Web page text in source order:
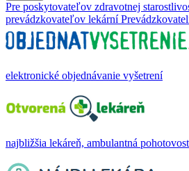
Pre poskytovateľov zdravotnej
prevádzkovateľov lekární
elektronické objednávanie vyšetrení
najbližšia lekáreň, ambulantná